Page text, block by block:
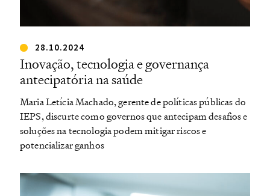
28.10.2024
Inovação, tecnologia e governança
antecipatória na saúde
Maria Letícia Machado, gerente de políticas públicas do
IEPS, discurte como governos que antecipam desafios e
soluções na tecnologia podem mitigar riscos e
potencializar ganhos